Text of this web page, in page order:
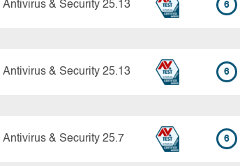
Antivirus & Security 25.13 6
Antivirus & Security 25.13 6
Antivirus & Security 25.7 6